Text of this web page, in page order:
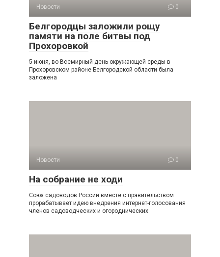
Новости 0
Белгородцы заложили рощу
памяти на поле битвы под
Прохоровкой
5 июня, во Всемирный день окружающей среды в
Прохоровском районе Белгородской области была
заложена
Новости 0
На собрание не ходи
Союз садоводов России вместе с правительством
прорабатывает идею внедрения интернет-голосования
членов садоводческих и огороднических